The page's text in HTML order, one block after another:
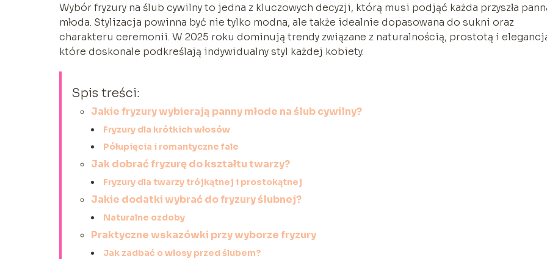
Wybór fryzury na ślub cywilny to jedna z kluczowych decyzji, którą musi podjąć każda przyszła
młoda. Stylizacja powinna być nie tylko modna, ale także idealnie dopasowana do sukni oraz
charakteru ceremonii. W 2025 roku dominują trendy związane z naturalnością, prostotą i
które doskonale podkreślają indywidualny styl każdej kobiety.
Spis treści:
Jakie fryzury wybierają panny młode na ślub cywilny?
Fryzury dla krótkich włosów
Półupięcia i romantyczne fale
Jak dobrać fryzurę do kształtu twarzy?
Fryzury dla twarzy trójkątnej i prostokątnej
Jakie dodatki wybrać do fryzury ślubnej?
Naturalne ozdoby
Praktyczne wskazówki przy wyborze fryzury
Jak zadbać o włosy przed ślubem?